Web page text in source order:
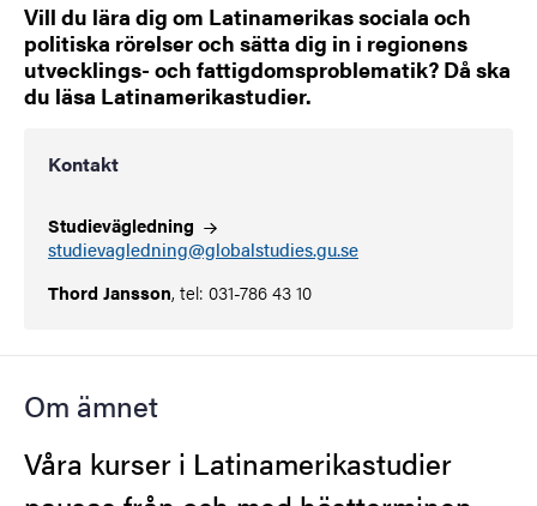
Vill du lära dig om Latinamerikas sociala och
politiska rörelser och sätta dig in i regionens
utvecklings- och fattigdomsproblematik? Då ska
du läsa Latinamerikastudier.
Kontakt
Studievägledning
studievagledning@globalstudies.gu.se
Thord Jansson, tel: 031-786 43 10
Om ämnet
Våra kurser i Latinamerikastudier